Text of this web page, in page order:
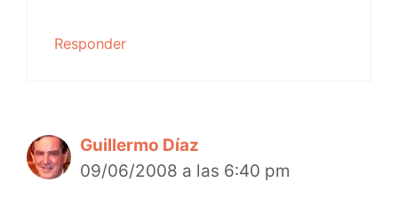
Responder
Guillermo Díaz
09/06/2008 a las 6:40 pm